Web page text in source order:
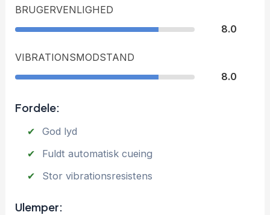
BRUGERVENLIGHED
8.0
VIBRATIONSMODSTAND
8.0
Fordele:
God lyd
Fuldt automatisk cueing
Stor vibrationsresistens
Ulemper: